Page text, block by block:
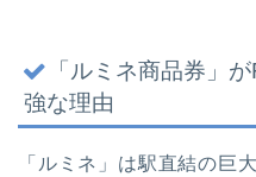
「ルミネ商品券」
強な理由
「ルミネ」は駅直結の巨